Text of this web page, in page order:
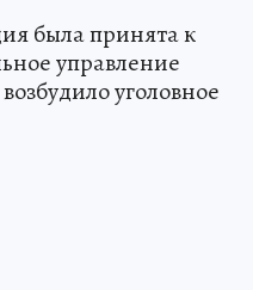
была принята к
управление
уголовное